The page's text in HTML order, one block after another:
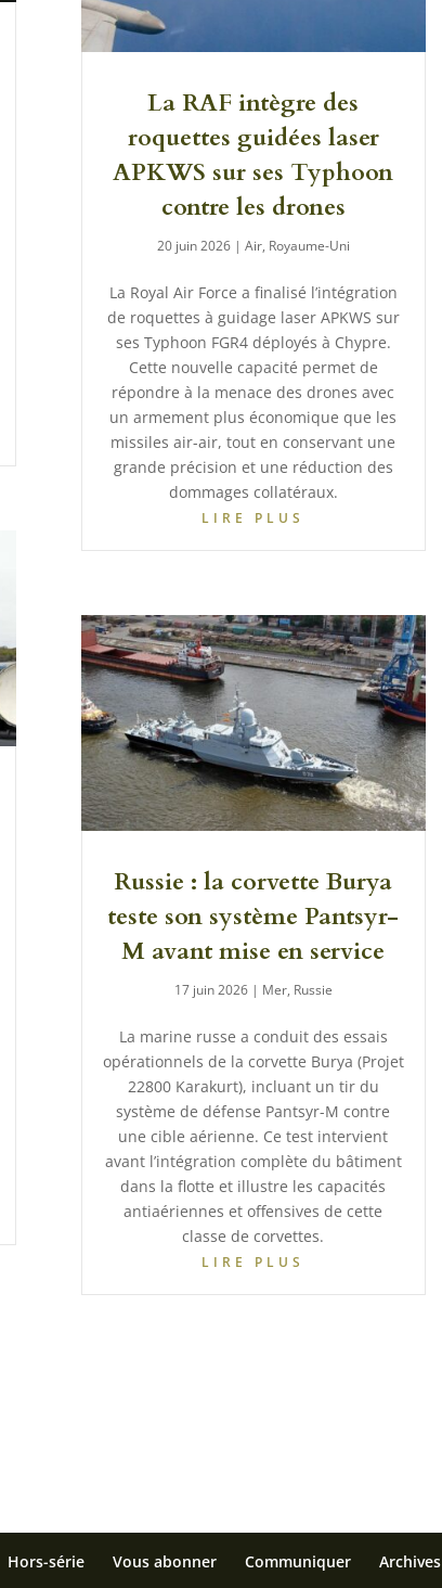
La RAF intègre des
roquettes guidées laser
APKWS sur ses Typhoon
contre les drones
20 juin 2026| Air, Royaume-Uni
La Royal Air Force a finalisé l’intégration
de roquettes à guidage laser APKWS sur
ses Typhoon FGR4 déployés à Chypre.
Cette nouvelle capacité permet de
répondre à la menace des drones avec
un armement plus économique que les
missiles air-air, tout en conservant une
grande précision et une réduction des
dommages collatéraux.
LIRE PLUS
Russie : la corvette Burya
teste son système Pantsyr-
M avant mise en service
17 juin 2026| Mer, Russie
La marine russe a conduit des essais
opérationnels de la corvette Burya (Projet
22800 Karakurt), incluant un tir du
système de défense Pantsyr-M contre
une cible aérienne. Ce test intervient
avant l’intégration complète du bâtiment
dans la flotte et illustre les capacités
antiaériennes et offensives de cette
classe de corvettes.
LIRE PLUS
Hors-série Vous abonner Communiquer Archives